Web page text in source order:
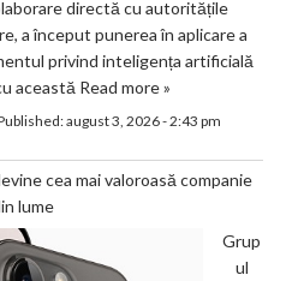
directă cu autoritățile
a început punerea în aplicare a
privind inteligența artificială
această Read more »
august 3, 2026 - 2:43 pm
cea mai valoroasă companie
lume
Grup
ul